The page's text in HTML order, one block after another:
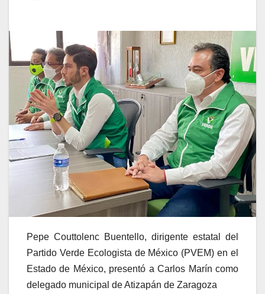
Pepe Couttolenc Buentello, dirigente estatal del
Partido Verde Ecologista de México (PVEM) en el
Estado de México, presentó a Carlos Marín como
delegado municipal de Atizapán de Zaragoza